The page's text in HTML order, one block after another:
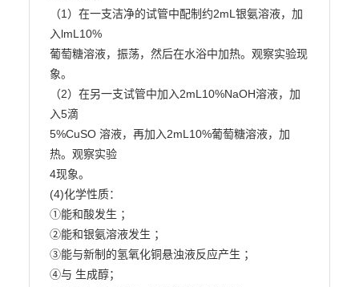
（1）在一支洁净的试管中配制约2mL银氨溶液，加
入lmL10%
葡萄糖溶液，振荡，然后在水浴中加热。观察实验现
象。
（2）在另一支试管中加入2mL10%NaOH溶液，加
入5滴
5%CuSO 溶液，再加入2mL10%葡萄糖溶液，加
热。观察实验
4现象。
(4)化学性质：
①能和酸发生 ；
②能和银氨溶液发生 ；
③能与新制的氢氧化铜悬浊液反应产生 ；
④与 生成醇；